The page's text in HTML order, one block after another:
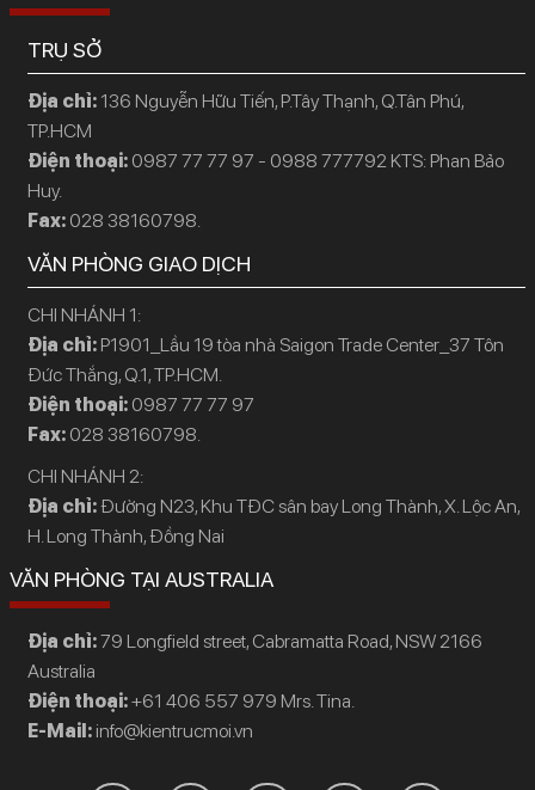
TRỤ SỞ
Địa chỉ: 136 Nguyễn Hữu Tiến, P.Tây Thạnh, Q.Tân Phú,
TP.HCM
Điện thoại: 0987 77 77 97 - 0988 777792 KTS: Phan Bảo
Huy.
Fax: 028 38160798.
VĂN PHÒNG GIAO DỊCH
CHI NHÁNH 1:
Địa chỉ: P1901_Lầu 19 tòa nhà Saigon Trade Center_37 Tôn
Đức Thắng, Q.1, TP.HCM.
Điện thoại: 0987 77 77 97
Fax: 028 38160798.
CHI NHÁNH 2:
Địa chỉ:Đường N23, Khu TĐC sân bay Long Thành, X. Lộc An,
H. Long Thành, Đồng Nai
VĂN PHÒNG TẠI AUSTRALIA
Địa chỉ:79 Longfield street, Cabramatta Road, NSW 2166
Australia
Điện thoại:+61 406 557 979 Mrs. Tina.
E-Mail: info@kientrucmoi.vn